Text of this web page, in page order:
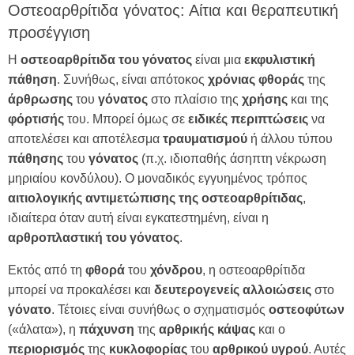
Οστεοαρθρίτιδα γόνατος: Αίτια και θεραπευτική
προσέγγιση
Η οστεοαρθρίτιδα του γόνατος είναι μια εκφυλιστική
πάθηση. Συνήθως, είναι απότοκος χρόνιας φθοράς της
άρθρωσης του γόνατος στο πλαίσιο της χρήσης και της
φόρτισής του. Μπορεί όμως σε ειδικές περιπτώσεις να
αποτελέσει και αποτέλεσμα τραυματισμού ή άλλου τύπου
πάθησης του γόνατος (π.χ. ιδιοπαθής άσηπτη νέκρωση
μηριαίου κονδύλου). Ο μοναδικός εγγυημένος τρόπος
αιτιολογικής αντιμετώπισης της οστεοαρθρίτιδας,
ιδιαίτερα όταν αυτή είναι εγκατεστημένη, είναι η
αρθροπλαστική του γόνατος.
Εκτός από τη φθορά του χόνδρου, η οστεοαρθρίτιδα
μπορεί να προκαλέσει και δευτερογενείς αλλοιώσεις στο
γόνατο. Τέτοιες είναι συνήθως ο σχηματισμός οστεοφύτων
(«άλατα»), η πάχυνση της αρθρικής κάψας και ο
περιορισμός της κυκλοφορίας του αρθρικού υγρού. Αυτές